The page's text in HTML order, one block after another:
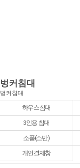
벙커침대
벙커침대
하우스침대
3인용 침대
소품(소반)
개인결제창